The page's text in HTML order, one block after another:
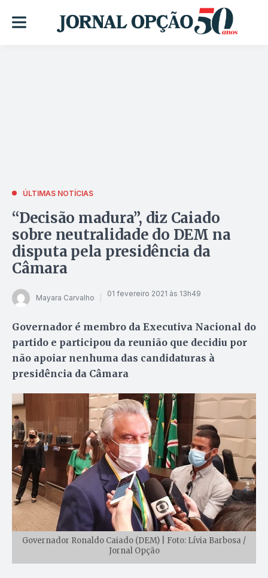
ÚLTIMAS NOTÍCIAS
“Decisão madura”, diz Caiado
sobre neutralidade do DEM na
disputa pela presidência da
Câmara
Mayara Carvalho 01 fevereiro 2021 às 13h49
Governador é membro da Executiva Nacional do
partido e participou da reunião que decidiu por
não apoiar nenhuma das candidaturas à
presidência da Câmara
Governador Ronaldo Caiado (DEM) | Foto: Lívia Barbosa /
Jornal Opção